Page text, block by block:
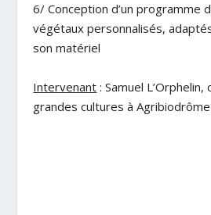
6/ Conception d’un programme
végétaux personnalisés,
son matériel
Intervenant : Samuel
grandes cultures à Agribiodrôme